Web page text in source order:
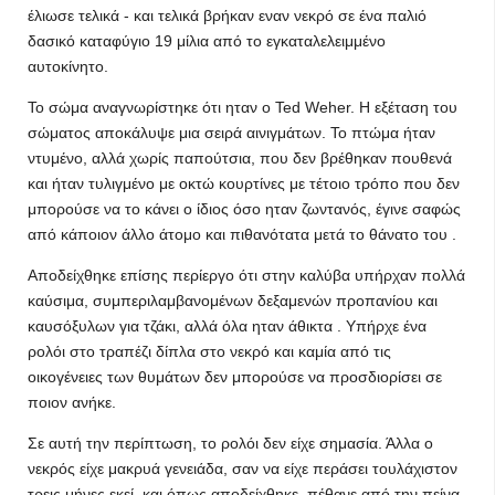
έλιωσε τελικά - και τελικά βρήκαν εναν νεκρό σε ένα παλιό
δασικό καταφύγιο 19 μίλια από το εγκαταλελειμμένο
αυτοκίνητο.
Το σώμα αναγνωρίστηκε ότι ηταν ο Ted Weher. Η εξέταση του
σώματος αποκάλυψε μια σειρά αινιγμάτων. Το πτώμα ήταν
ντυμένο, αλλά χωρίς παπούτσια, που δεν βρέθηκαν πουθενά
και ήταν τυλιγμένο με οκτώ κουρτίνες με τέτοιο τρόπο που δεν
μπορούσε να το κάνει ο ίδιος όσο ηταν ζωντανός, έγινε σαφώς
από κάποιον άλλο άτομο και πιθανότατα μετά το θάνατο του .
Αποδείχθηκε επίσης περίεργο ότι στην καλύβα υπήρχαν πολλά
καύσιμα, συμπεριλαμβανομένων δεξαμενών προπανίου και
καυσόξυλων για τζάκι, αλλά όλα ηταν άθικτα . Υπήρχε ένα
ρολόι στο τραπέζι δίπλα στο νεκρό και καμία από τις
οικογένειες των θυμάτων δεν μπορούσε να προσδιορίσει σε
ποιον ανήκε.
Σε αυτή την περίπτωση, το ρολόι δεν είχε σημασία. Άλλα ο
νεκρός είχε μακρυά γενειάδα, σαν να είχε περάσει τουλάχιστον